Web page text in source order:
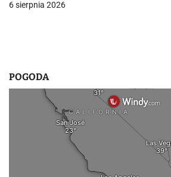
i
6 sierpnia 2026
POGODA